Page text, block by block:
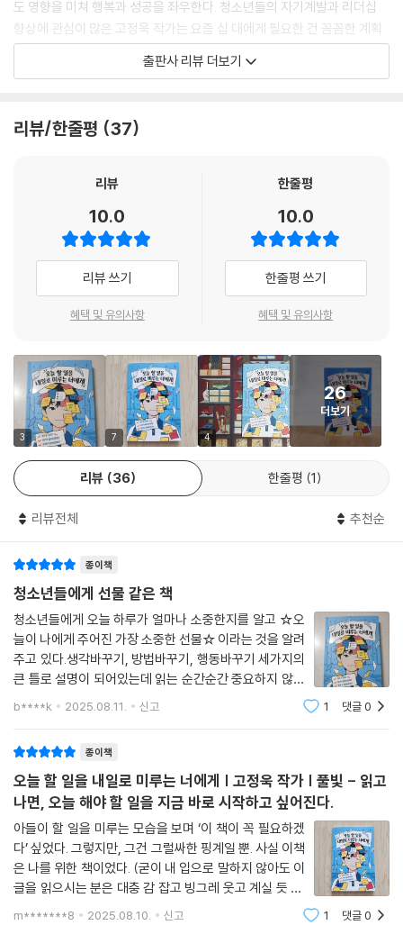
도 영향을 미쳐 행복과 성공을 좌우한다. 청소년들의 자기계발과 리더십
향상에 관심이 많은 고정욱 작가는 요즘 십 대에게 필요한 건 꼼꼼한 계획
이 아니라, 자기 통제력이라고 말한다. 자기 통제력을 갖추기 위해서는 스
스로 마음을 탐색해서 내가 왜 오늘 할 일을 매번 내일로 미루는지 깨닫는
수 있게 구성돼 있으며, 단편 에세이 형식이라서 읽는 재미도 크다. 저자는
람들로부터 받은 위로, 성공한 사람들의 피땀 눈물이 가득한 노력을 소개
해 독자가 따라 하고 싶게 도전 욕구를 불러일으키는데, 그 어떤 따가운 잔
소리보다 효과 만점이다.
‘게으른 완벽주의’부터 ‘잔걱정’과 ‘무기력’까지
지금 필요한 생각 개조! 방법 개조! 행동 개조!
오늘 해야 할 일을 내일로 미루는 이유를 자세히 살펴보면, 게을러서가 아
닌 경우가 의외로 많다. 유형을 살펴보면 게으른 완벽주의자, 과다 열정, 시
간 관리 실패, 잔걱정, 무기력, 스릴을 즐기는 성향 등이 있다. 이 중에 두 가
지 성향만 함께 가지고 있어도 매번 미루게 되는데, 나는 어떤 성향인지를
이해한다면 해결책도 스스로 찾을 수 있을 것이다.
[게으른 완벽주의자] 준비가 확실해야 시작할 수 있다
[시간 관리 실패] 항상 바쁘고 할 일이 많아서 힘들다
[잔걱정] 실수하면 어쩌나 하는 두려움과 불안이 있다
[무기력] 다 귀찮고, 즐겁지 않고, 아무것도 하기 싫다
[스릴] 할 수 있다는 자신감, 마감의 긴박함을 즐긴다
이 책은 십 대 청소년에겐 내 마음을 스스로 알고 달라질 수 있게 도와주고,
학부모와 선생님들에겐 우리 아이를 이해하고 대화를 시작할 수 있는 계기
‘오늘’을 대하는 ‘태도’가 인생을 결정한다!
밑줄 긋기 독서가 하고 싶어지는 책
‘오늘도 미루고야 말았네!’ 자책하며 후회한 경험이 누구나 있을 것이다. 특
별히 중학교로 올라가면서부터는 공부해야 하는 과목이 늘고, 다녀야 할
학원도 많아지고, 남보다 탁월한 재능과 실력을 갖춰야 하다 보니, 정해진
시간은 한정적인데 끝내야 할 일이 부담스러울 정도로 많다. 그렇다 보니
출판사 리뷰 더보기
리뷰/한줄평 37
리뷰
10.0
리뷰 쓰기
혜택 및 유의사항
한줄평
10.0
한줄평 쓰기
혜택 및 유의사항
3 7 4
26
더보기
리뷰 36 한줄평 1
리뷰전체 추천순
종이책
청소년들에게 선물 같은 책
청소년들에게 오늘 하루가 얼마나 소중한지를 알고 ☆오
늘이 나에게 주어진 가장 소중한 선물☆ 이라는 것을 알려
주고 있다.생각바꾸기, 방법바꾸기, 행동바꾸기 세가지의
큰 틀로 설명이 되어있는데 읽는 순간순간 중요하지 않는
말이 없을 정도로 설득력있게 설명되어 있어 고정욱 작가
b****k 2025.08.11. 신고 1 댓글0
종이책
오늘 할 일을 내일로 미루는 너에게 | 고정욱 작가 | 풀빛 - 읽고
나면, 오늘 해야 할 일을 지금 바로 시작하고 싶어진다.
아들이 할 일을 미루는 모습을 보며 ‘이 책이 꼭 필요하겠
다’ 싶었다. 그렇지만, 그건 그럴싸한 핑계일 뿐. 사실 이책
은 나를 위한 책이었다. (굳이 내 입으로 말하지 않아도 이
글을 읽으시는 분은 대충 감 잡고 빙그레 웃고 계실 듯 ^^
) 고정욱 작가의 ＜오늘 할 일을 내일로 미루는 너에게＞
m*******8 2025.08.10. 신고 1 댓글0